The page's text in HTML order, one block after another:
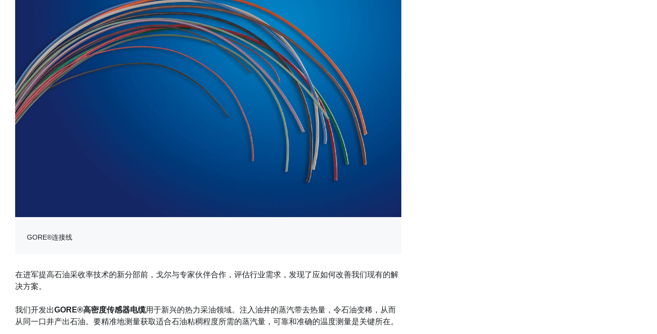
GORE®连接线
在进军提高石油采收率技术的新分部前，戈尔与专家伙伴合作，评估行业需求，发现了应如何改善我们现有的解
决方案。
我们开发出GORE®高密度传感器电缆用于新兴的热力采油领域。注入油井的蒸汽带去热量，令石油变稀，从而
从同一口井产出石油。要精准地测量获取适合石油粘稠程度所需的蒸汽量，可靠和准确的温度测量是关键所在。